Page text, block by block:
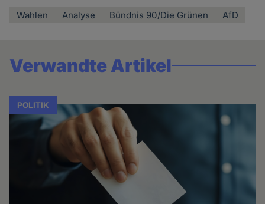
Wahlen Analyse Bündnis 90/Die Grünen AfD
Verwandte Artikel
POLITIK